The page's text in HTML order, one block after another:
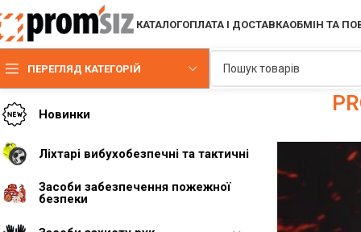
КАТАЛОГОПЛАТА І ДОСТАВКАОБМІН ТА
ПЕРЕГЛЯД КАТЕГОРІЙ
Новинки
Ліхтарі вибухобезпечні та тактичні
Засоби забезпечення пожежної
безпеки